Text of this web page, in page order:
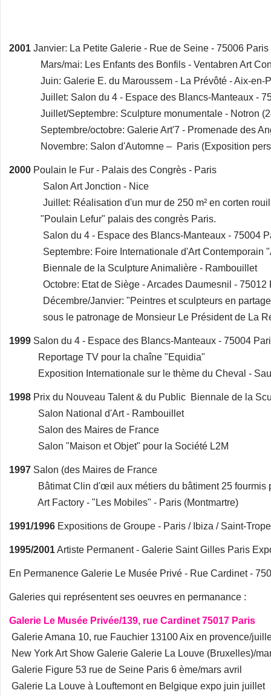
2001 Janvier: La Petite Galerie - Rue de Seine - 75006 Paris
Mars/mai: Les Enfants des Bonfils - Ventabren Art
Juin: Galerie E. du Maroussem - La Prévôté - Aix-en-
Juillet: Salon du 4 - Espace des Blancs-Manteaux -
Juillet/Septembre: Sculpture monumentale - Notron
Septembre/octobre: Galerie Art'7 - Promenade des
Novembre: Salon d'Automne – Paris (Exposition
2000 Poulain le Fur - Palais des Congrès - Paris
Salon Art Jonction - Nice
Juillet: Réalisation d'un mur de 250 m² en corten
"Poulain Lefur" palais des congrès Paris.
Salon du 4 - Espace des Blancs-Manteaux - 75004
Septembre: Foire Internationale d'Art Contemporain
Biennale de la Sculpture Animalière - Rambouillet
Octobre: Etat de Siège - Arcades Daumesnil - 75012
Décembre/Janvier: "Peintres et sculpteurs en partage
sous le patronage de Monsieur Le Président de La
1999 Salon du 4 - Espace des Blancs-Manteaux - 75004
Reportage TV pour la chaîne "Equidia"
Exposition Internationale sur le thème du Cheval -
1998 Prix du Nouveau Talent & du Public Biennale de la
Salon National d'Art - Rambouillet
Salon des Maires de France
Salon "Maison et Objet" pour la Société L2M
1997 Salon (des Maires de France
Bâtimat Clin d'œil aux métiers du bâtiment 25 fourmis
Art Factory - "Les Mobiles" - Paris (Montmartre)
1991/1996 Expositions de Groupe - Paris / Ibiza / Saint-
1995/2001Artiste Permanent - Galerie Saint Gilles Paris
En Permanence Galerie Le Musée Privé - Rue Cardinet -
Galeries qui représentent ses oeuvres en permanance :
Galerie Le Musée Privée/139, rue Cardinet 75017 Paris
Galerie Amana 10, rue Fauchier 13100 Aix en provence/
New York Art Show Galerie Galerie La Louve (Bruxelles)/
Galerie Figure 53 rue de Seine Paris 6 ème/mars avril
Galerie La Louve à Louftemont en Belgique expo juin juillet